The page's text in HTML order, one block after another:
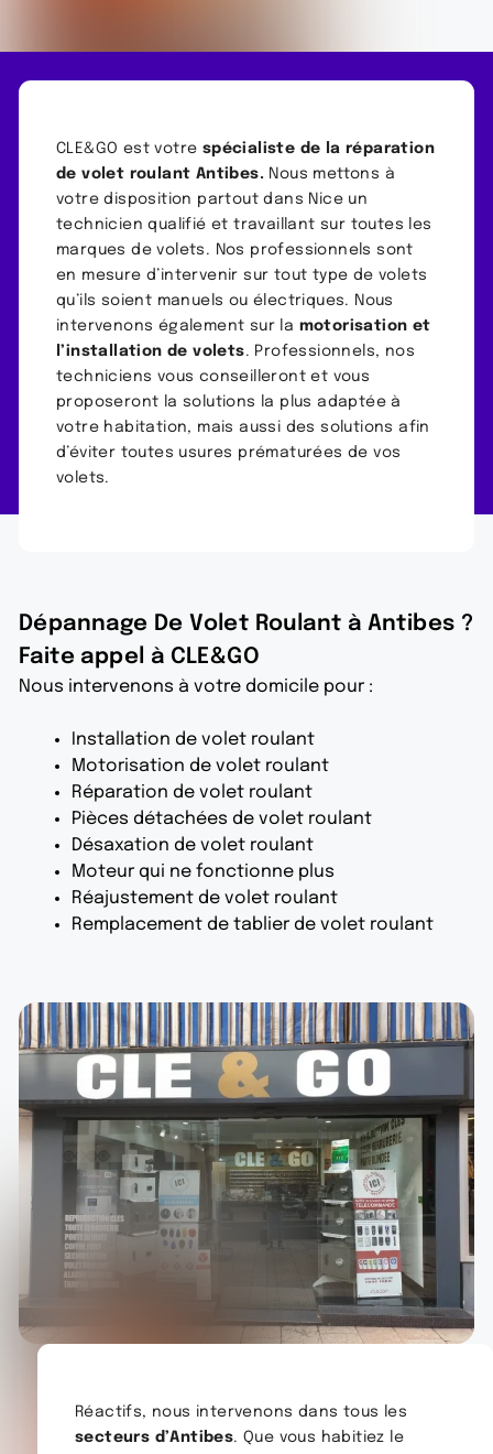
CLE&GO est votre spécialiste de la réparation
de volet roulant Antibes. Nous mettons à
votre disposition partout dans Nice un
technicien qualifié et travaillant sur toutes les
marques de volets. Nos professionnels sont
en mesure d’intervenir sur tout type de volets
qu’ils soient manuels ou électriques. Nous
intervenons également sur la motorisation et
l’installation de volets. Professionnels, nos
techniciens vous conseilleront et vous
proposeront la solutions la plus adaptée à
votre habitation, mais aussi des solutions afin
d’éviter toutes usures prématurées de vos
volets.
Dépannage De Volet Roulant à Antibes ?
Faite appel à CLE&GO
Nous intervenons à votre domicile pour :
Installation de volet roulant
Motorisation de volet roulant
Réparation de volet roulant
Pièces détachées de volet roulant
Désaxation de volet roulant
Moteur qui ne fonctionne plus
Réajustement de volet roulant
Remplacement de tablier de volet roulant
Réactifs, nous intervenons dans tous les
secteurs d’Antibes. Que vous habitiez le